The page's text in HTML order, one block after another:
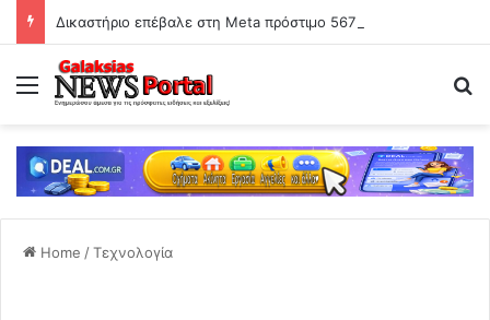
Menu
Home /Τεχνολογία